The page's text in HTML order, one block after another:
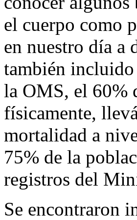
conocer
el cuerpo como
en nuestro día a
también incluido
la OMS, el 60%
físicamente,
mortalidad a
75% de la
registros del